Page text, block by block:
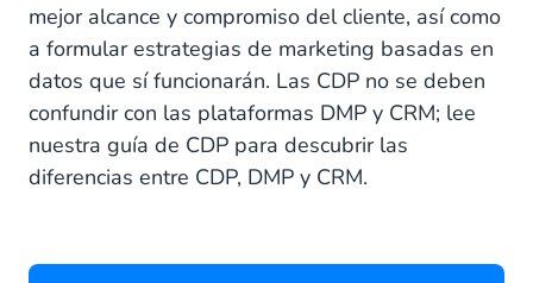
mejor alcance y compromiso del cliente, así como
a formular estrategias de marketing basadas en
datos que sí funcionarán. Las CDP no se deben
confundir con las plataformas DMP y CRM; lee
nuestra guía de CDP para descubrir las
diferencias entre CDP, DMP y CRM.